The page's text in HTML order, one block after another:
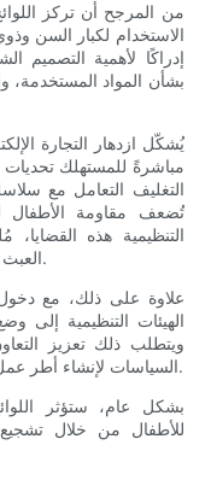
من المرجح أن تركز
الاستخدام لكبار السن
إدراكًا لأهمية التصميم
بشأن المواد المستخدمة،
يُشكّل ازدهار التجارة
مباشرةً للمستهلك تحديات
التغليف التعامل مع
تُضعف مقاومة الأطفال
التنظيمية هذه
العبث والعبث، ومُكيّفة مع متطلبات العصر الرقمي.
علاوة على ذلك، مع
الهيئات التنظيمية إلى
ويتطلب ذلك تعزيز
السياسات لإنشاء أطر عمل تضمن ألا يأتي الابتكار على حساب السلامة.
بشكل عام، ستؤثر
للأطفال من خلال